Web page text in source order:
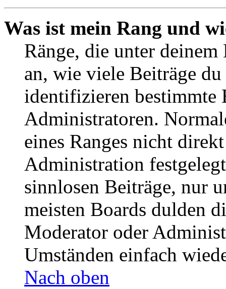
Was ist mein Rang und
Ränge, die unter deinem
an, wie viele Beiträge
identifizieren bestimmte
Administratoren.
eines Ranges nicht
Administration
sinnlosen Beiträge, nur
meisten Boards dulden
Moderator oder
Umständen einfach
Nach oben